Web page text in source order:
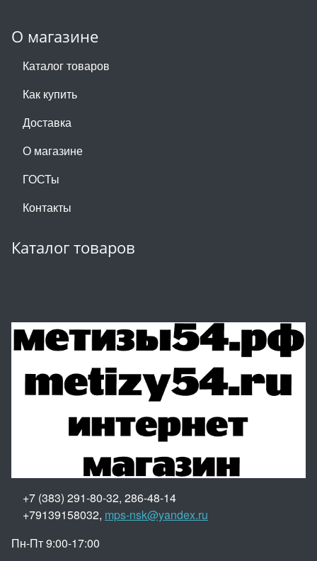
О магазине
Каталог товаров
Как купить
Доставка
О магазине
ГОСТы
Контакты
Каталог товаров
+7 (383) 291-80-32, 286-48-14
+79139158032, mps-nsk@yandex.ru
Пн-Пт 9:00-17:00